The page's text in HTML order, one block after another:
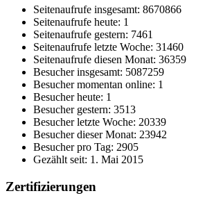
Seitenaufrufe insgesamt: 8670866
Seitenaufrufe heute: 1
Seitenaufrufe gestern: 7461
Seitenaufrufe letzte Woche: 31460
Seitenaufrufe diesen Monat: 36359
Besucher insgesamt: 5087259
Besucher momentan online: 1
Besucher heute: 1
Besucher gestern: 3513
Besucher letzte Woche: 20339
Besucher dieser Monat: 23942
Besucher pro Tag: 2905
Gezählt seit: 1. Mai 2015
Zertifizierungen